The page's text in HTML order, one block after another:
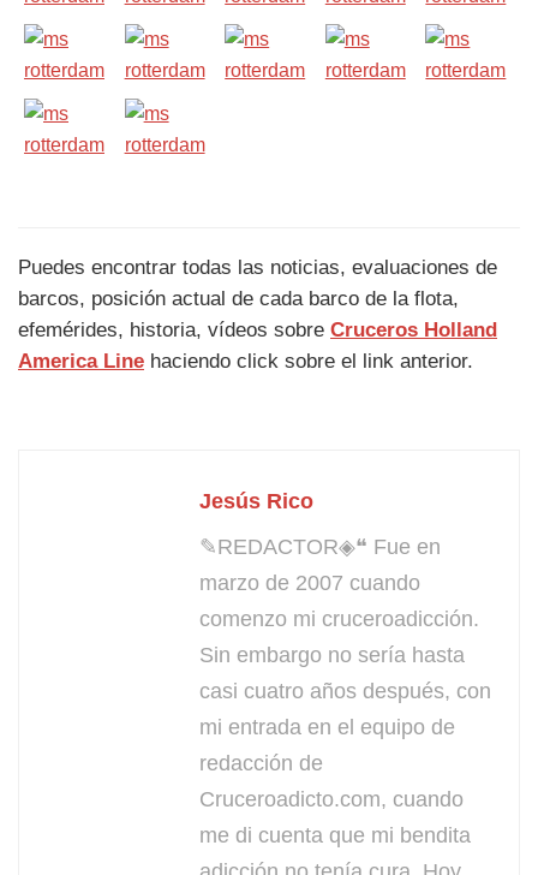
Puedes encontrar todas las noticias, evaluaciones de
barcos, posición actual de cada barco de la flota,
efemérides, historia, vídeos sobre Cruceros Holland
America Line haciendo click sobre el link anterior.
Jesús Rico
✎REDACTOR◈❝ Fue en
marzo de 2007 cuando
comenzo mi cruceroadicción.
Sin embargo no sería hasta
casi cuatro años después, con
mi entrada en el equipo de
redacción de
Cruceroadicto.com, cuando
me di cuenta que mi bendita